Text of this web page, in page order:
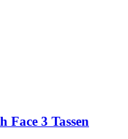
Face 3 Tassen